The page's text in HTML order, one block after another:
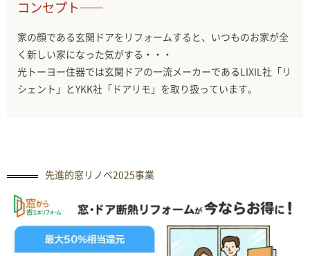
コンセプト
家の顔である玄関ドアをリフォームすると、いつものお家が全
く新しい家になった気がする・・・
光トーヨー住器では玄関ドアの一流メーカーであるLIXIL社「リ
シェント」とYKK社「ドアリモ」を取り扱っています。
先進的窓リノベ2025事業